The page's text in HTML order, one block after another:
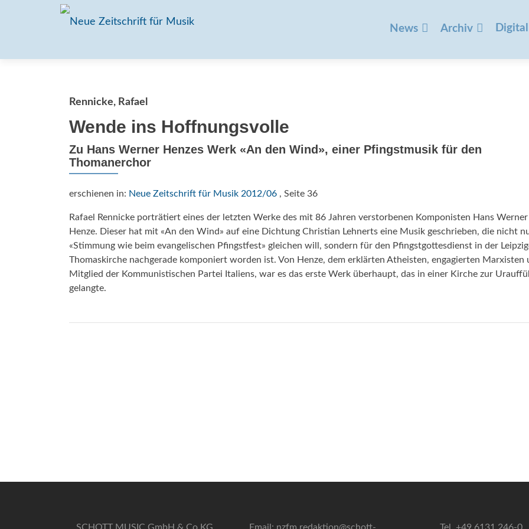
springen
News Archiv Digital
Rennicke, Rafael
Wende ins Hoffnungsvolle
Zu Hans Werner Henzes Werk «An den Wind», einer Pfingstmusik für den
Thomanerchor
erschienen in: Neue Zeitschrift für Musik 2012/06 , Seite 36
Rafael Rennicke porträtiert eines der letzten Werke des mit 86 Jahren verstorbenen Komponisten Hans Werner
Henze. Dieser hat mit «An den Wind» auf eine Dichtung Christian Lehnerts eine Musik geschrieben, die nicht
«Stim­mung wie beim evangelischen Pfingstfest» gleichen will, sondern für den Pfingstgottesdienst in der
Thomaskirche nachgerade komponiert worden ist. Von Henze, dem erklärten Atheisten, engagierten Marxisten
Mitglied der Kommunistischen Partei Italiens, war es das erste Werk überhaupt, das in einer Kirche zur
gelangte.